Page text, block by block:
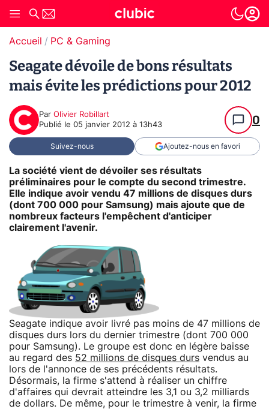
Accueil PC & Gaming
Seagate dévoile de bons résultats
mais évite les prédictions pour 2012
Par Olivier Robillart
Publié le 05 janvier 2012 à 13h43 0
Suivez-nous Ajoutez-nous en favori
La société vient de dévoiler ses résultats
préliminaires pour le compte du second trimestre.
Elle indique avoir vendu 47 millions de disques durs
(dont 700 000 pour Samsung) mais ajoute que de
nombreux facteurs l'empêchent d'anticiper
clairement l'avenir.
Seagate indique avoir livré pas moins de 47 millions de
disques durs lors du dernier trimestre (dont 700 000
pour Samsung). Le groupe est donc en légère baisse
au regard des 52 millions de disques durs vendus au
lors de l'annonce de ses précédents résultats.
Désormais, la firme s'attend à réaliser un chiffre
d'affaires qui devrait atteindre les 3,1 ou 3,2 milliards
de dollars. De même, pour le trimestre à venir, la firme